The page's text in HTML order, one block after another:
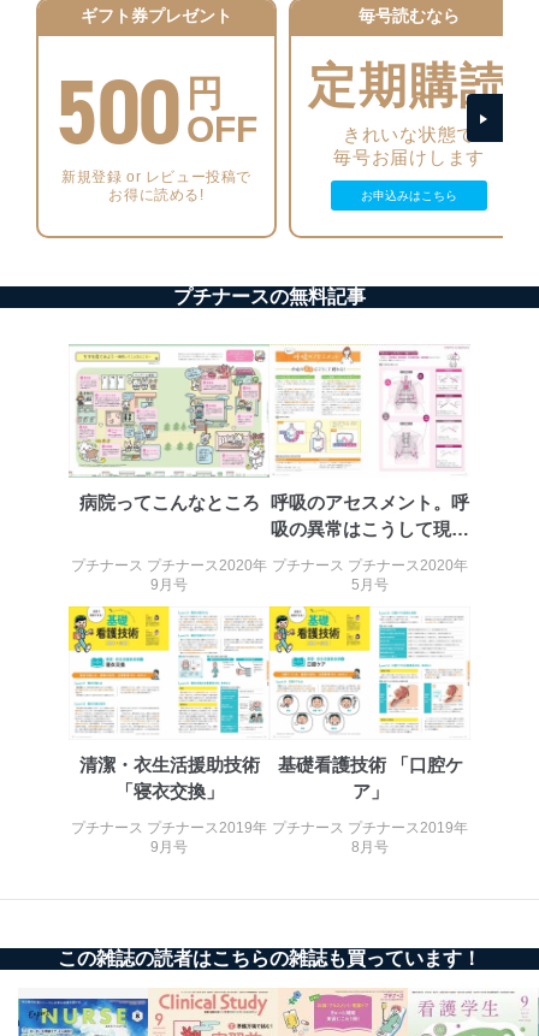
機器に標準装備されているユーザー制御機能（ユ
ーザーアカウント制御）により、個人情報データ
ベース等を取り扱う情報システムを使用する従業
者を識別・認証しています。
外部からの不正アクセス等の防止
個人データを取り扱う機器等のオペレーティング
システムを最新の状態に保持しています。
により、これを最新状態としています。
情報システムの使用に伴う漏洩等の防止
メール等により個人データの含まれるファイルを
送信する場合に、当該ファイルへのパスワードを
設定しています。
個人情報保護マネジメントシステムの継続的改善
当社は、内部監査及びマネジメントレビューの機会を通
じて、個人情報保護マネジメントシステムを継続的に改
善し、常に最良の状態を維持します。
苦情及び相談受付け窓口
貴殿の個人情報及び当社の個人情報保護マネジメントシ
ステムに関するご相談及び苦情については以下までご連
絡ください。
適切、かつ迅速に対応させていただきます。
係
TEL：0570-200-223
e-mail：cs@fujisan.co.jp
１．個人情報保護管理者
ギフト券プレゼント
500 円
OFF
新規登録 or レビュー投稿で
お得に読める!
毎号読むなら
定期購読
きれいな状態で
毎号お届けします
お申込みはこちら
プチナースの無料記事
病院ってこんなところ
プチナース プチナース2020年
9月号
呼吸のアセスメント。呼
吸の異常はこうして現れ
る！
プチナース プチナース2020年
5月号
清潔・衣生活援助技術
「寝衣交換」
プチナース プチナース2019年
9月号
基礎看護技術 「口腔ケ
ア」
プチナース プチナース2019年
8月号
この雑誌の読者はこちらの雑誌も買っています！